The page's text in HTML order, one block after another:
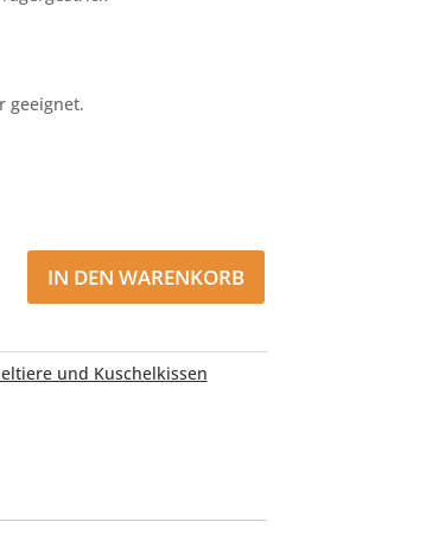
geeignet.
IN DEN WARENKORB
und Kuschelkissen